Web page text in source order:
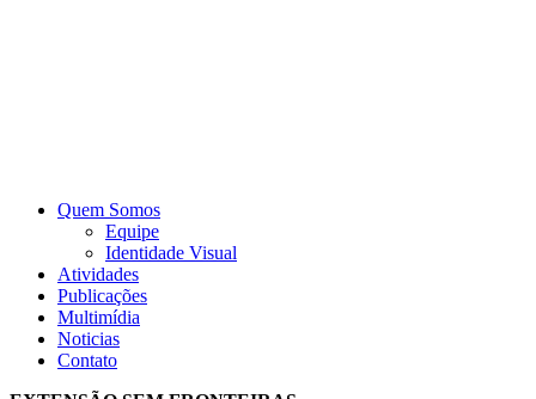
Quem Somos
Equipe
Identidade Visual
Atividades
Publicações
Multimídia
Noticias
Contato